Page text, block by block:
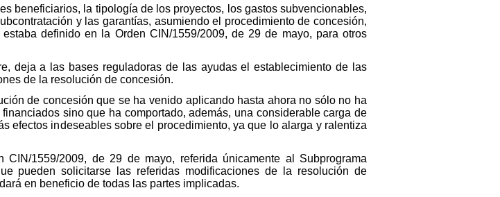
beneficiarios, la tipología de los proyectos, los gastos subvencionables,
y las garantías, asumiendo el procedimiento de concesión,
definido en la Orden CIN/1559/2009, de 29 de mayo, para otros
deja a las bases reguladoras de las ayudas el establecimiento de las
de la resolución de concesión.
de concesión que se ha venido aplicando hasta ahora no sólo no ha
sino que ha comportado, además, una considerable carga de
efectos indeseables sobre el procedimiento, ya que lo alarga y ralentiza
1559/2009, de 29 de mayo, referida únicamente al Subprograma
pueden solicitarse las referidas modificaciones de la resolución de
en beneficio de todas las partes implicadas.